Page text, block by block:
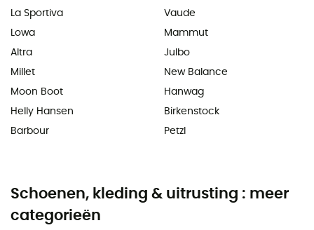
La Sportiva
Lowa
Altra
Millet
Moon Boot
Helly Hansen
Barbour
Vaude
Mammut
Julbo
New Balance
Hanwag
Birkenstock
Petzl
Schoenen, kleding & uitrusting : meer
categorieën